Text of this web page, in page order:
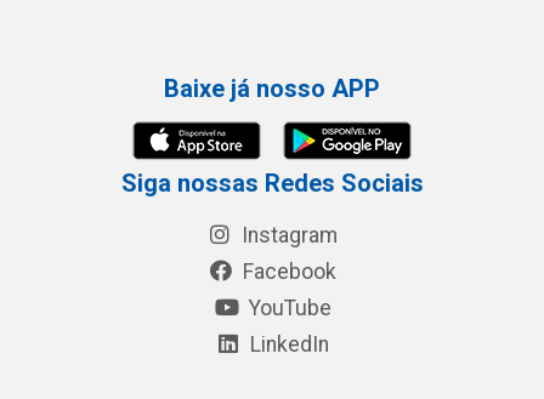
Baixe já nosso APP
Siga nossas Redes Sociais
Instagram
Facebook
YouTube
LinkedIn